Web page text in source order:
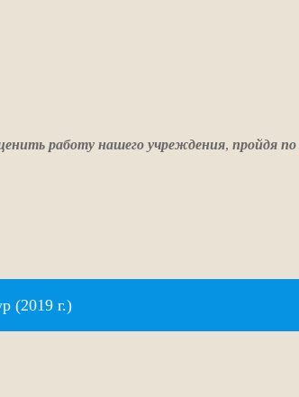
работу нашего учреждения, пройдя по
(2019 г.)